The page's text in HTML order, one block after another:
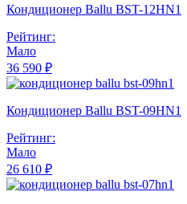
Кондиционер Ballu BST-12HN1
Рейтинг:
Мало
36 590 ₽
Кондиционер Ballu BST-09HN1
Рейтинг:
Мало
26 610 ₽